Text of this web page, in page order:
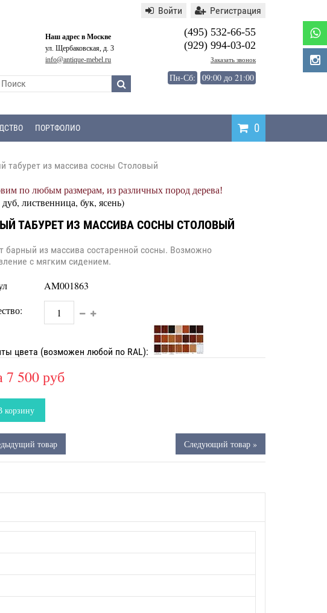
Наш адрес в Москве
ул. Щербаковская, д. 3
info@antique-mebel.ru
(495) 532-66-55
(929) 994-03-02
Заказать звонок
Пн-Сб: 09:00 до 21:00
Войти Регистрация
0
ПОРТФОЛИО
табурет из массива сосны Столовый
по любым размерам, из различных пород дерева!
дуб, лиственница, бук, ясень)
ТАБУРЕТ ИЗ МАССИВА СОСНЫ СТОЛОВЫЙ
барный из массива состаренной сосны. Возможно
с мягким сидением.
AM001863
цвета (возможен любой по RAL):
7 500 руб
корзину
товар Следующий товар »